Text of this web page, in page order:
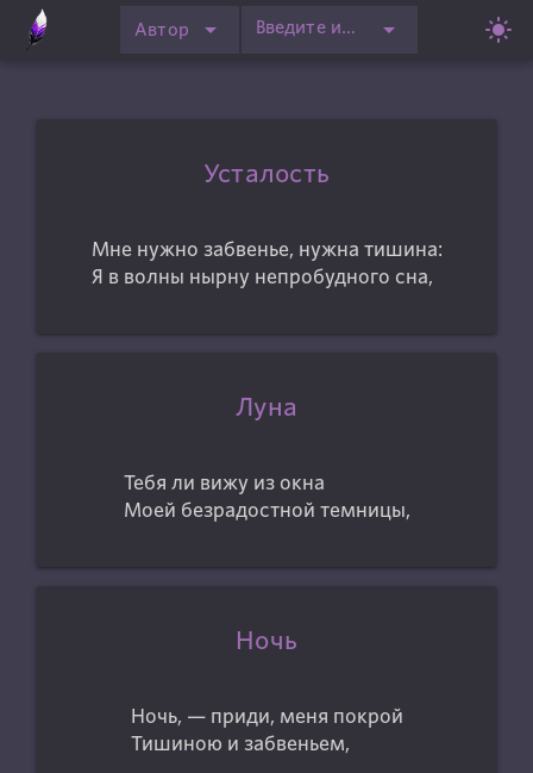
Автор arrow_drop_down Введите имя автора arrow_drop_down light_mode
Усталость
Мне нужно забвенье, нужна тишина:
Я в волны нырну непробудного сна,
Луна
Тебя ли вижу из окна
Моей безрадостной темницы,
Ночь
Ночь, — приди, меня покрой
Тишиною и забвеньем,